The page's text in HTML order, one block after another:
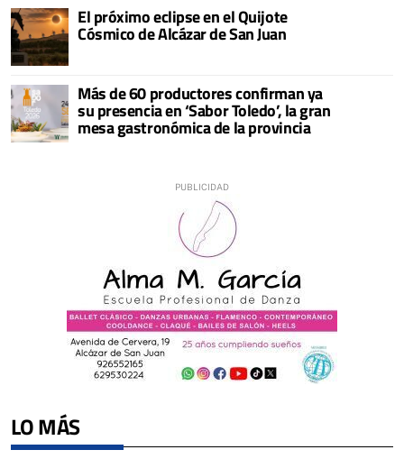
El próximo eclipse en el Quijote
Cósmico de Alcázar de San Juan
Más de 60 productores confirman ya
su presencia en ‘Sabor Toledo’, la gran
mesa gastronómica de la provincia
LO MÁS